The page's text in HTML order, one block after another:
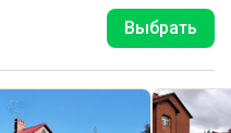
Выбрать